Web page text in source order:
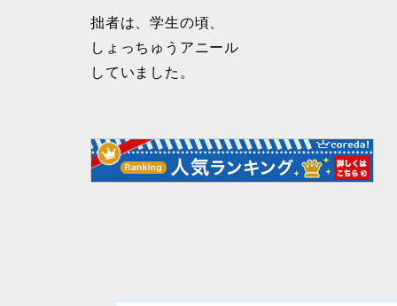
拙者は、学生の頃、
しょっちゅうアニール
していました。